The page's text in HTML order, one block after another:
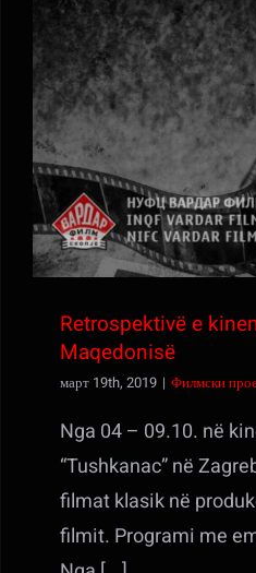
Retrospektivë e
Retrospektivë e
Maqedonisë
март 19th, 2019 | Филмски
Nga 04 – 09.10. në
“Tushkanac” në
filmat klasik në
filmit. Programi me